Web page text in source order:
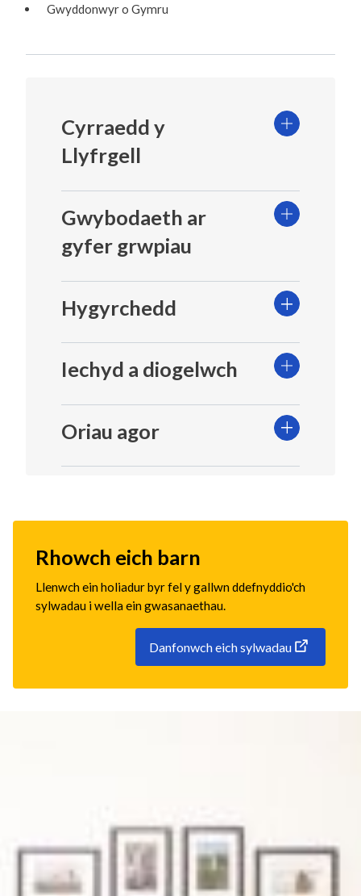
Gwyddonwyr o Gymru
Cyrraedd y
Llyfrgell
Gwybodaeth ar
gyfer grwpiau
Hygyrchedd
Iechyd a diogelwch
Oriau agor
Rhowch eich barn
Llenwch ein holiadur byr fel y gallwn ddefnyddio'ch
sylwadau i wella ein gwasanaethau.
Danfonwch eich sylwadau